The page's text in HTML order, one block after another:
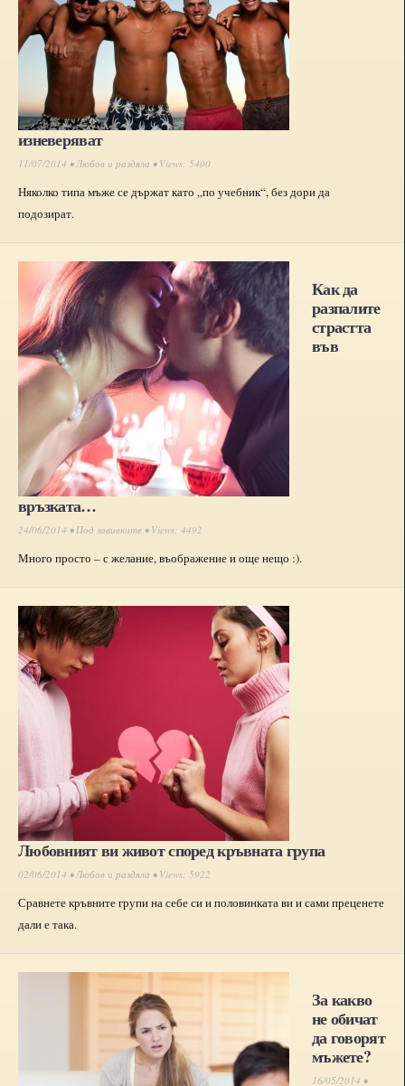
изневеряват
11/07/2014 •Любов и раздяла • Views: 5400
Няколко типа мъже се държат като „по учебник“, без дори да
подозират.
Как да
разпалите
страстта
във
връзката…
24/06/2014 •Под завивките • Views: 4492
Много просто – с желание, въображение и още нещо :).
Любовният ви живот според кръвната група
02/06/2014 •Любов и раздяла • Views: 5922
Сравнете кръвните групи на себе си и половинката ви и сами преценете
дали е така.
За какво
не обичат
да говорят
мъжете?
16/05/2014 •